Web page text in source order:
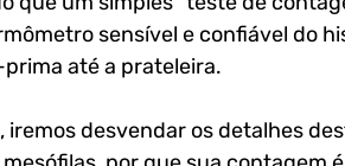
sensível e confiável do
até a prateleira.
iremos desvendar os detalhes